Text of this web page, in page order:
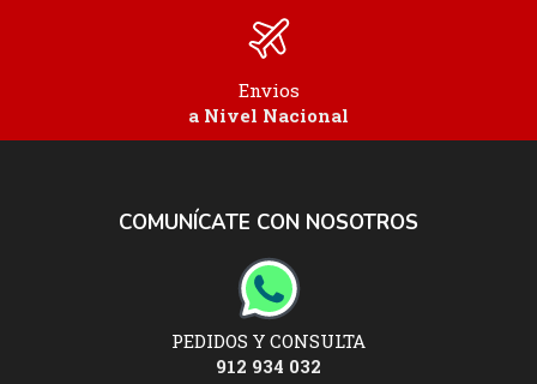
Envios
a Nivel Nacional
COMUNÍCATE CON NOSOTROS
PEDIDOS Y CONSULTA
912 934 032